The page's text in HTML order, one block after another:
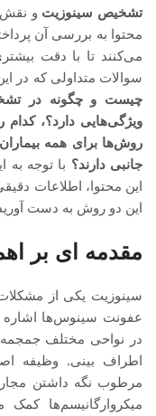
تشخیص سینوزیت و نقش
محتوا به بررسی آن
می‌کنند تا با دقت
سوالات متداولی که در
ویژگی‌هایی دارد؟،
روش‌ها برای همه
جانبی دارند؟ با توجه به
این محتوا، اطلاعات
این دو روش به دست
مقدمه‌ ای بر
سینوزیت یکی از مشکلات
عفونت سینوس‌ها اشاره
در نواحی مختلف جمجمه
اطراف بینی. وظیفه
مرطوب نگه داشتن
میکروارگانیسم‌ها